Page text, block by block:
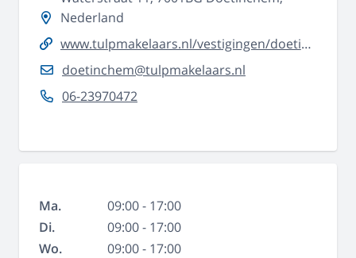
Nederland
www.tulpmakelaars.nl/vestigingen/doetinchem/
doetinchem@tulpmakelaars.nl
06-23970472
Ma.
09:00 - 17:00
Di.
09:00 - 17:00
Wo.
09:00 - 17:00